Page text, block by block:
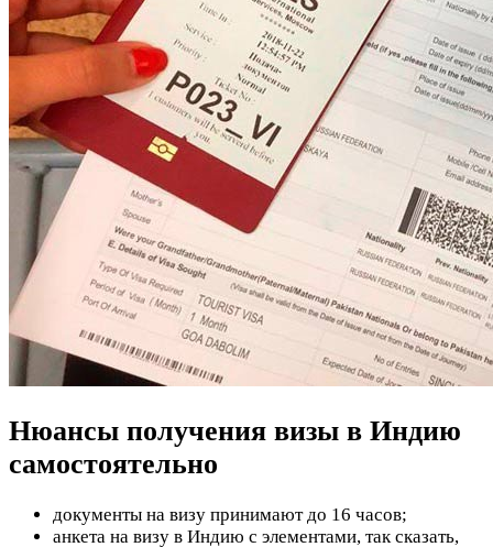
Нюансы получения визы в Индию
самостоятельно
документы на визу принимают до 16 часов;
анкета на визу в Индию с элементами, так сказать,